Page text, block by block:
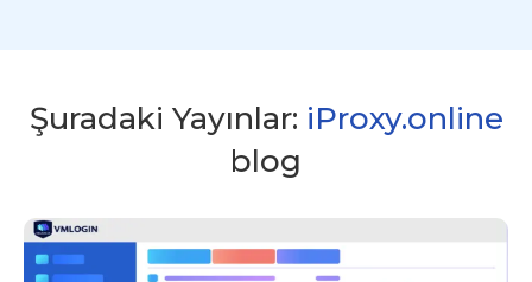
Şuradaki Yayınlar: iProxy.online
blog